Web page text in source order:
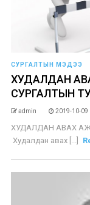
СУРГАЛТЫН МЭДЭЭ
ХУДАЛДАН
СУРГАЛТЫН
admin 2019-10-09
ХУДАЛДАН АВАХ
Худалдан авах [...]